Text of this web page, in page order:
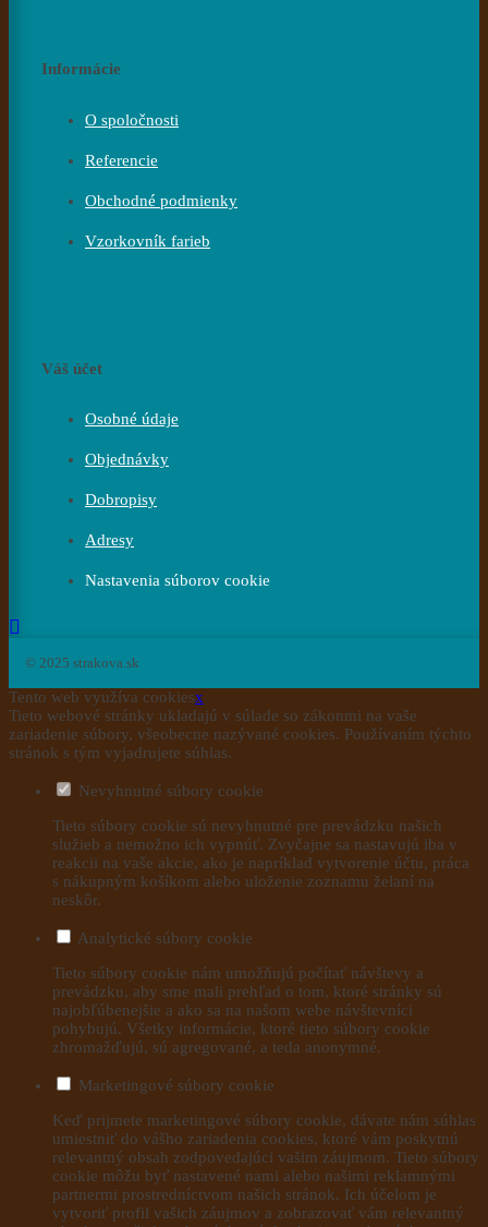
Informácie
O spoločnosti
Referencie
Obchodné podmienky
Vzorkovník farieb
Váš účet
Osobné údaje
Objednávky
Dobropisy
Adresy
Nastavenia súborov cookie
© 2025 strakova.sk
Tento web využíva cookiesx
Tieto webové stránky ukladajú v súlade so zákonmi na vaše
zariadenie súbory, všeobecne nazývané cookies. Používaním týchto
stránok s tým vyjadrujete súhlas.
Nevyhnutné súbory cookie
Tieto súbory cookie sú nevyhnutné pre prevádzku našich
služieb a nemožno ich vypnúť. Zvyčajne sa nastavujú iba v
reakcii na vaše akcie, ako je napríklad vytvorenie účtu, práca
s nákupným košíkom alebo uloženie zoznamu želaní na
neskôr.
Analytické súbory cookie
Tieto súbory cookie nám umožňujú počítať návštevy a
prevádzku, aby sme mali prehľad o tom, ktoré stránky sú
najobľúbenejšie a ako sa na našom webe návštevníci
pohybujú. Všetky informácie, ktoré tieto súbory cookie
zhromažďujú, sú agregované, a teda anonymné.
Marketingové súbory cookie
Keď prijmete marketingové súbory cookie, dávate nám súhlas
umiestniť do vášho zariadenia cookies, ktoré vám poskytnú
relevantný obsah zodpovedajúci vašim záujmom. Tieto súbory
cookie môžu byť nastavené nami alebo našimi reklamnými
partnermi prostredníctvom našich stránok. Ich účelom je
vytvoriť profil vašich záujmov a zobrazovať vám relevantný